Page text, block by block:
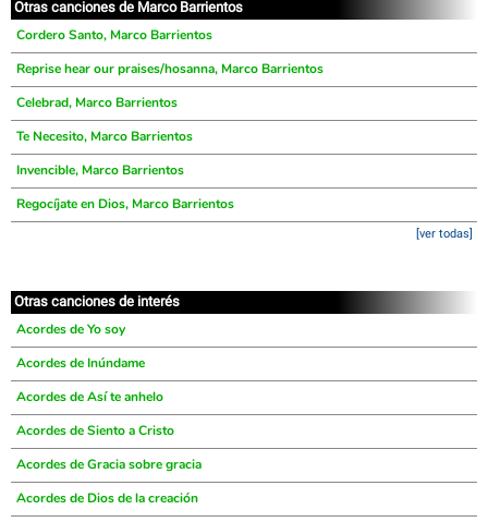
Otras canciones de Marco Barrientos
Cordero Santo, Marco Barrientos
Reprise hear our praises/hosanna, Marco Barrientos
Celebrad, Marco Barrientos
Te Necesito, Marco Barrientos
Invencible, Marco Barrientos
Regocíjate en Dios, Marco Barrientos
[ver todas]
Otras canciones de interés
Acordes de Yo soy
Acordes de Inúndame
Acordes de Así te anhelo
Acordes de Siento a Cristo
Acordes de Gracia sobre gracia
Acordes de Dios de la creación